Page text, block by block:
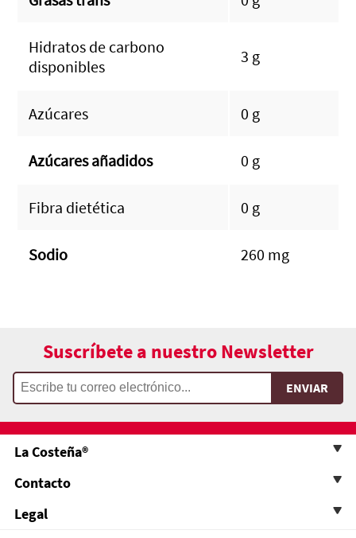
Hidratos de carbono
disponibles
3 g
Azúcares 0 g
Azúcares añadidos 0 g
Fibra dietética 0 g
Sodio 260 mg
Suscríbete a nuestro Newsletter
La Costeña®
Contacto
Legal